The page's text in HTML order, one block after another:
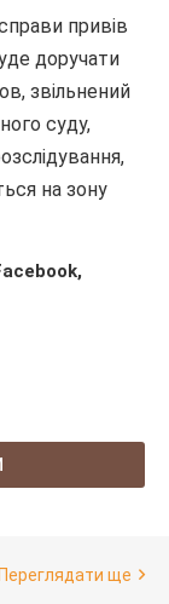
привів
доручати
звільнений
суду,
на зону
,
Переглядати ще